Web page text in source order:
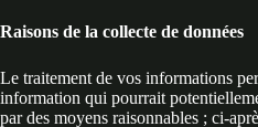
Raisons de la collecte de données
Le traitement de vos informations
information qui pourrait
par des moyens raisonnables ; ci-